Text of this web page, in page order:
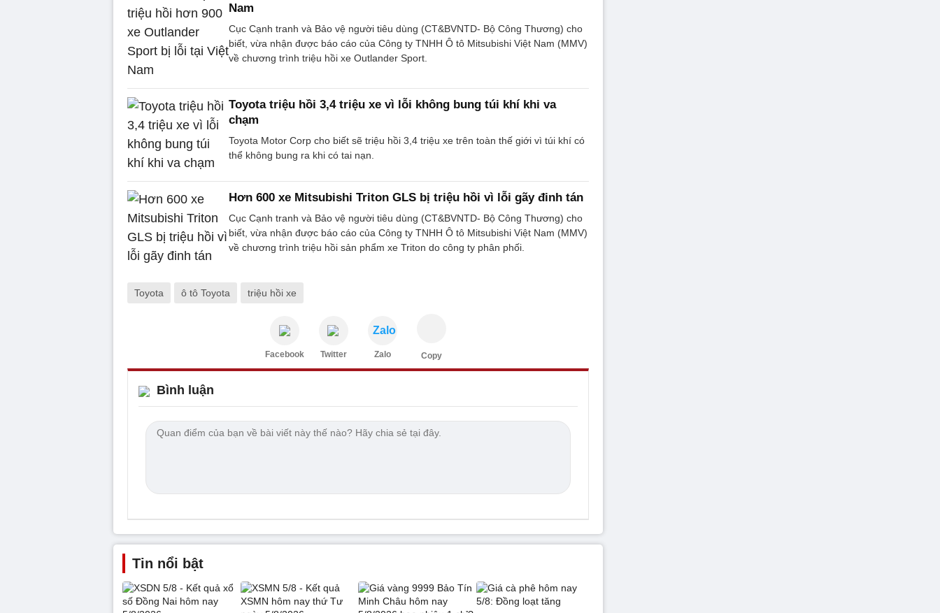
Nam
Cục Cạnh tranh và Bảo vệ người tiêu dùng (CT&BVNTD- Bộ Công Thương) cho
biết, vừa nhận được báo cáo của Công ty TNHH Ô tô Mitsubishi Việt Nam (MMV)
về chương trình triệu hồi xe Outlander Sport.
Toyota triệu hồi 3,4 triệu xe vì lỗi không bung túi khí khi va
chạm
Toyota Motor Corp cho biết sẽ triệu hồi 3,4 triệu xe trên toàn thế giới vì túi khí có
thể không bung ra khi có tai nạn.
Hơn 600 xe Mitsubishi Triton GLS bị triệu hồi vì lỗi gãy đinh tán
Cục Cạnh tranh và Bảo vệ người tiêu dùng (CT&BVNTD- Bộ Công Thương) cho
biết, vừa nhận được báo cáo của Công ty TNHH Ô tô Mitsubishi Việt Nam (MMV)
về chương trình triệu hồi sản phẩm xe Triton do công ty phân phối.
Toyota ô tô Toyota triệu hồi xe
Facebook Twitter
Zalo
Zalo Copy
Bình luận
Tin nổi bật